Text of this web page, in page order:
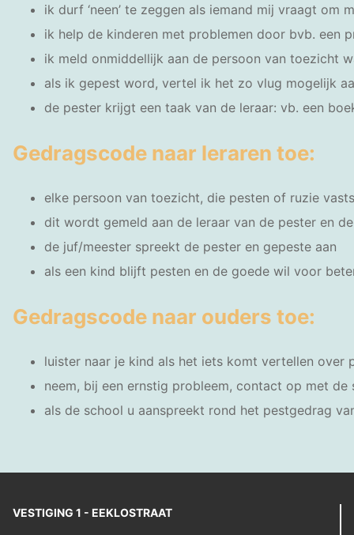
ik durf ‘neen’ te zeggen als iemand mij vraagt om
ik help de kinderen met problemen door bvb. een
ik meld onmiddellijk aan de persoon van toezicht
als ik gepest word, vertel ik het zo vlug mogelijk
de pester krijgt een taak van de leraar: vb. een
Gedragscode naar leraren toe:
elke persoon van toezicht, die pesten of ruzie
dit wordt gemeld aan de leraar van de pester en
de juf/meester spreekt de pester en gepeste aan
als een kind blijft pesten en de goede wil voor
Gedragscode naar ouders toe:
luister naar je kind als het iets komt vertellen over
neem, bij een ernstig probleem, contact op met
als de school u aanspreekt rond het pestgedrag
VESTIGING 1 - EEKLOSTRAAT